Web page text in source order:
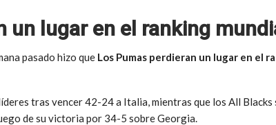
un lugar en el ranking
pasado hizo que Los Pumas perdieran un lugar en el
tras vencer 42-24 a Italia, mientras que los All Blacks
de su victoria por 34-5 sobre Georgia.